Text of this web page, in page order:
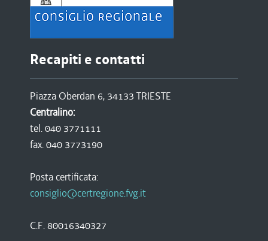
Recapiti e contatti
Piazza Oberdan 6, 34133 TRIESTE
Centralino:
tel. 040 3771111
fax. 040 3773190
Posta certificata:
consiglio@certregione.fvg.it
C.F. 80016340327